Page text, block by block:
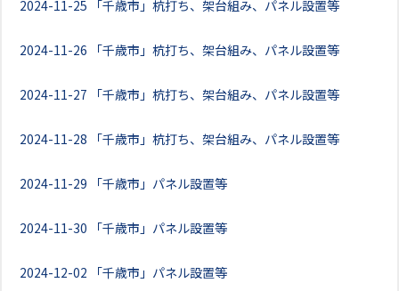
2024-11-25 「千歳市」杭打ち、架台組み、パネル設置等
2024-11-26 「千歳市」杭打ち、架台組み、パネル設置等
2024-11-27 「千歳市」杭打ち、架台組み、パネル設置等
2024-11-28 「千歳市」杭打ち、架台組み、パネル設置等
2024-11-29 「千歳市」パネル設置等
2024-11-30 「千歳市」パネル設置等
2024-12-02 「千歳市」パネル設置等